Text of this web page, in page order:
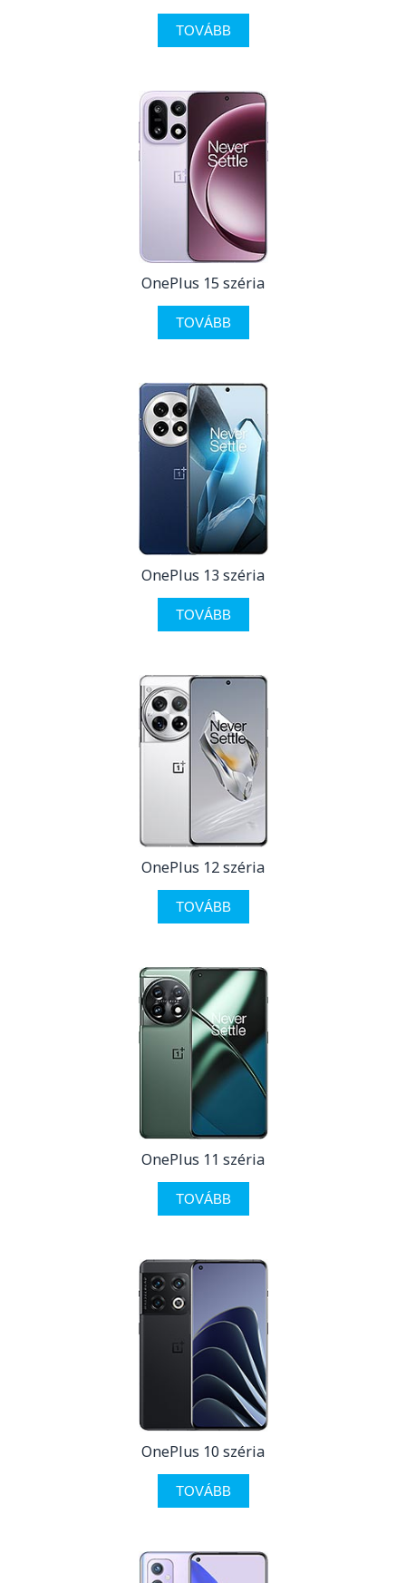
TOVÁBB
OnePlus 15 széria
TOVÁBB
OnePlus 13 széria
TOVÁBB
OnePlus 12 széria
TOVÁBB
OnePlus 11 széria
TOVÁBB
OnePlus 10 széria
TOVÁBB